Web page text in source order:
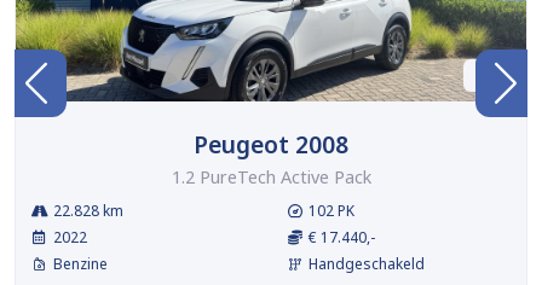
BTW
Peugeot 2008
1.2 PureTech Active Pack
22.828 km
2022
Benzine
102 PK
€ 17.440,-
Handgeschakeld